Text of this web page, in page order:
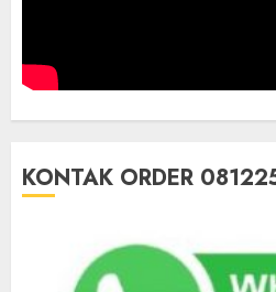
KONTAK ORDER